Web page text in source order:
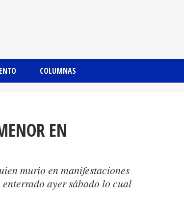
COLUMNAS
EN
murio en manifestaciones
ayer sábado lo cual